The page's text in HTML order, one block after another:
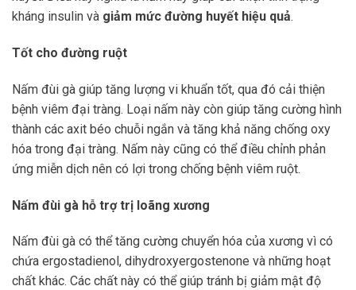
kháng insulin và giảm mức đường huyết hiệu quả.
Tốt cho đường ruột
Nấm đùi gà giúp tăng lượng vi khuẩn tốt, qua đó cải thiện
bệnh viêm đại tràng. Loại nấm này còn giúp tăng cường hình
thành các axit béo chuỗi ngắn và tăng khả năng chống oxy
hóa trong đại tràng. Nấm này cũng có thể điều chỉnh phản
ứng miễn dịch nên có lợi trong chống bệnh viêm ruột.
Nấm đùi gà hỗ trợ trị loãng xương
Nấm đùi gà có thể tăng cường chuyển hóa của xương vì có
chứa ergostadienol, dihydroxyergostenone và những hoạt
chất khác. Các chất này có thể giúp tránh bị giảm mật độ